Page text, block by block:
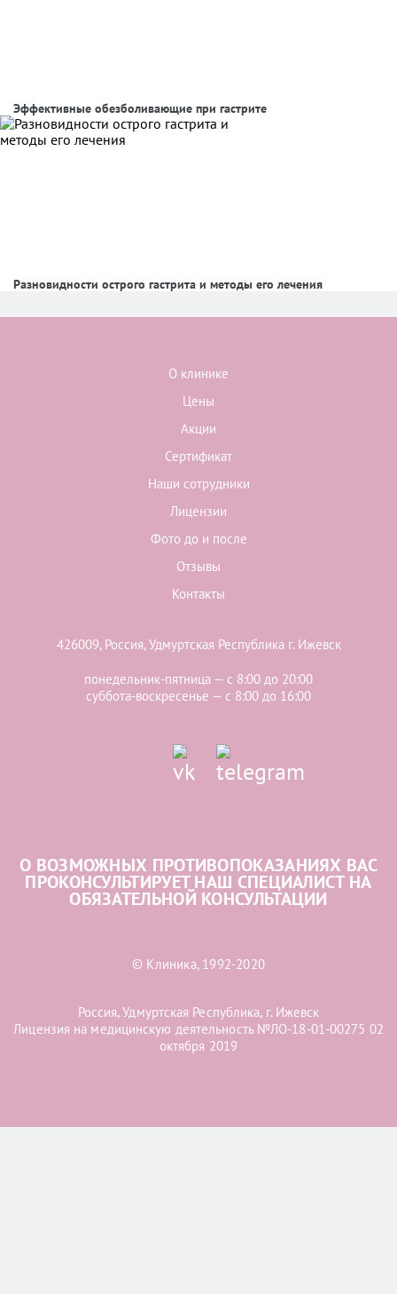
Эффективные обезболивающие при гастрите
Разновидности острого гастрита и методы его лечения
О клинике
Цены
Акции
Сертификат
Наши сотрудники
Лицензии
Фото до и после
Отзывы
Контакты
426009, Россия, Удмуртская Республика г. Ижевск
понедельник-пятница — с 8:00 до 20:00
суббота-воскресенье — с 8:00 до 16:00
О ВОЗМОЖНЫХ ПРОТИВОПОКАЗАНИЯХ ВАС
ПРОКОНСУЛЬТИРУЕТ НАШ СПЕЦИАЛИСТ НА
ОБЯЗАТЕЛЬНОЙ КОНСУЛЬТАЦИИ
© Клиника, 1992-2020
Россия, Удмуртская Республика, г. Ижевск
Лицензия на медицинскую деятельность №ЛО-18-01-00275 02
октября 2019